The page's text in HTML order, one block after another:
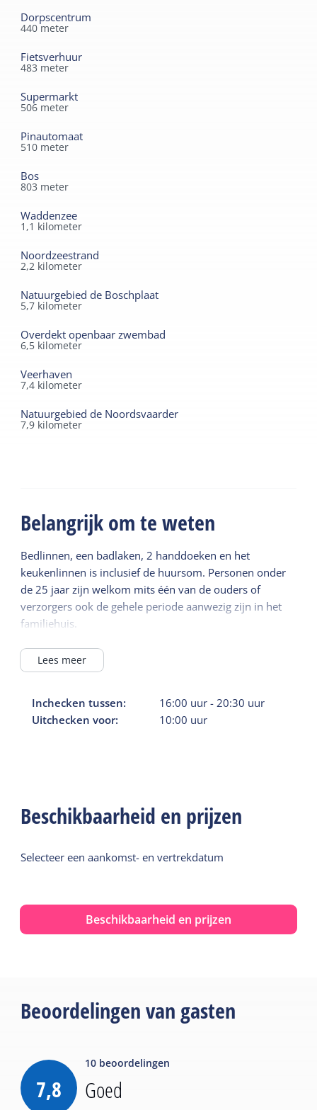
Ligbad
Lees meer
Dorpscentrum
440 meter
Fietsverhuur
483 meter
Supermarkt
506 meter
Pinautomaat
510 meter
Bos
803 meter
Waddenzee
1,1 kilometer
Noordzeestrand
2,2 kilometer
Natuurgebied de Boschplaat
5,7 kilometer
Overdekt openbaar zwembad
6,5 kilometer
Veerhaven
7,4 kilometer
Natuurgebied de Noordsvaarder
7,9 kilometer
Belangrijk om te weten
Bedlinnen, een badlaken, 2 handdoeken en het
keukenlinnen is inclusief de huursom. Personen onder
de 25 jaar zijn welkom mits één van de ouders of
verzorgers ook de gehele periode aanwezig zijn in het
familiehuis.
Lees meer
Inchecken tussen: 16:00 uur - 20:30 uur
Uitchecken voor:
10:00 uur
Beschikbaarheid en prijzen
Selecteer een aankomst- en vertrekdatum
Beschikbaarheid en prijzen
Beoordelingen van gasten
7,8
10 beoordelingen
Goed